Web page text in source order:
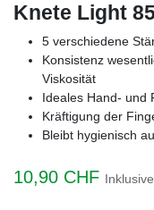
Knete Light
5 verschiedene
​Konsistenz
Viskosität
Ideales Hand- und
Kräftigung der
Bleibt hygienisch
10,90 CHF